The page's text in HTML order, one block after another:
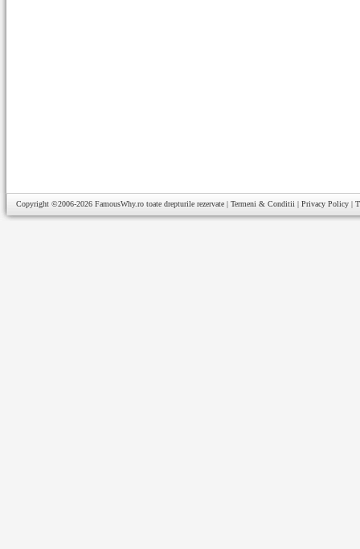
Copyright ©2006-2026 FamousWhy.ro toate drepturile rezervate | Termeni & Conditii | Privacy Policy |